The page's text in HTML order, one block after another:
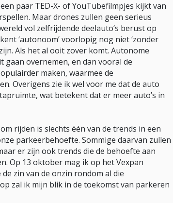
paar TED-X- of YouTubefilmpjes kijkt van
Maar drones zullen geen serieus
vol zelfrijdende deelauto’s berust op
‘autonoom’ voorlopig nog niet ‘zonder
Als het al ooit zover komt. Autonome
gaan overnemen, en dan vooral de
maken, waarmee de
Overigens zie ik wel voor me dat de auto
wat betekent dat er meer auto’s in
rijden is slechts één van de trends in een
parkeerbehoefte. Sommige daarvan zullen
er zijn ook trends die de behoefte aan
Op 13 oktober mag ik op het Vexpan
zin van de onzin rondom al die
zal ik mijn blik in de toekomst van parkeren